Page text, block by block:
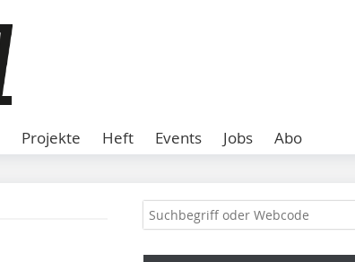
Projekte Heft Events Jobs Abo